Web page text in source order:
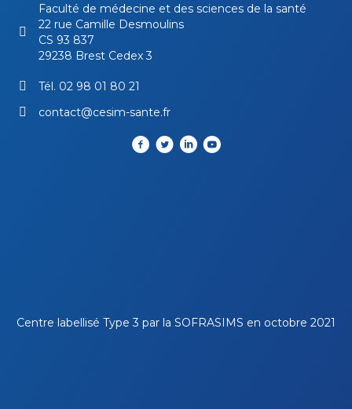
Faculté de médecine et des sciences de la santé
22 rue Camille Desmoulins
CS 93 837
29238 Brest Cedex 3
Tél. 02 98 01 80 21
contact@cesim-sante.fr
Centre labellisé Type 3 par la SOFRASIMS en octobre 2021